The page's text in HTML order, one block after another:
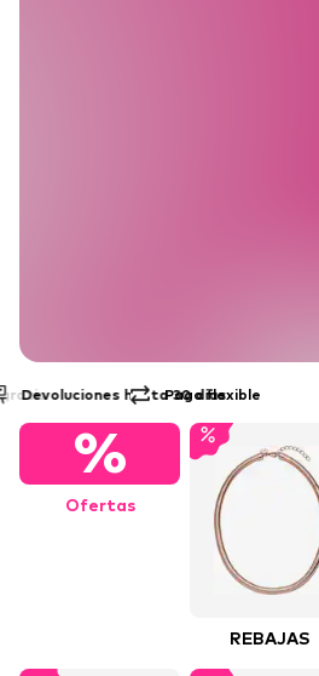
Devoluciones hasta 30 días
Pago flexible
%
Ofertas
REBAJAS